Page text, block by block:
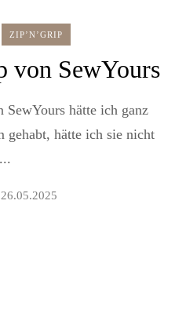
ZIP’N’GRIP
von SewYours
SewYours hätte ich ganz
gehabt, hätte ich sie nicht
26.05.2025